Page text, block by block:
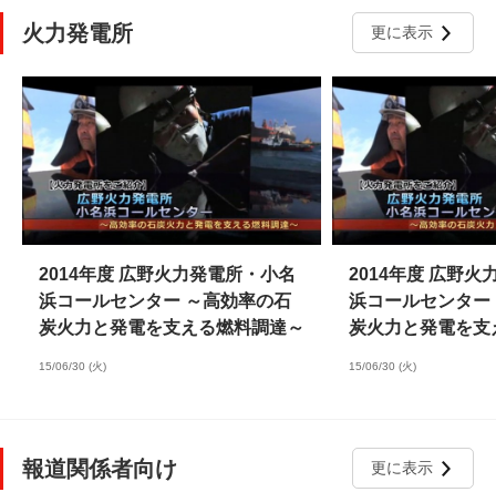
火力発電所 更に表示
2014年度 広野火力発電所・小名
浜コールセンター ～高効率の石
炭火力と発電を支える燃料調達～
15/06/30 (火)
2014年度 広野火
浜コールセンター
炭火力と発電を
15/06/30 (火)
報道関係者向け 更に表示